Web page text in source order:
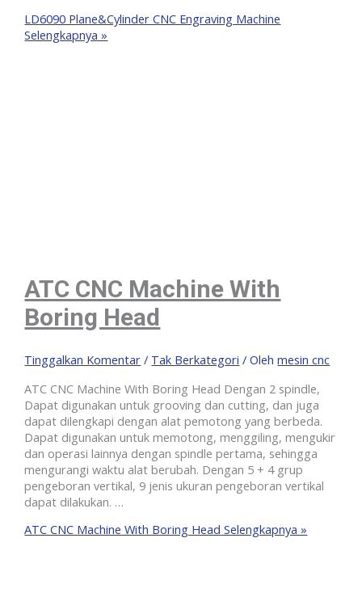
LD6090 Plane&Cylinder CNC Engraving Machine
Selengkapnya »
ATC CNC Machine With
Boring Head
Tinggalkan Komentar / Tak Berkategori / Olehmesin cnc
ATC CNC Machine With Boring Head Dengan 2 spindle,
Dapat digunakan untuk grooving dan cutting, dan juga
dapat dilengkapi dengan alat pemotong yang berbeda.
Dapat digunakan untuk memotong, menggiling, mengukir
dan operasi lainnya dengan spindle pertama, sehingga
mengurangi waktu alat berubah. Dengan 5 + 4 grup
pengeboran vertikal, 9 jenis ukuran pengeboran vertikal
dapat dilakukan. …
ATC CNC Machine With Boring Head Selengkapnya »